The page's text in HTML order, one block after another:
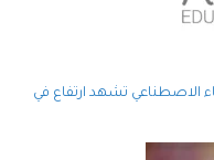
الاصطناعي تشهد ارتفاع في